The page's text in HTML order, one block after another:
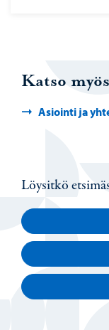
Katso
Asiointi ja
Löysitkö